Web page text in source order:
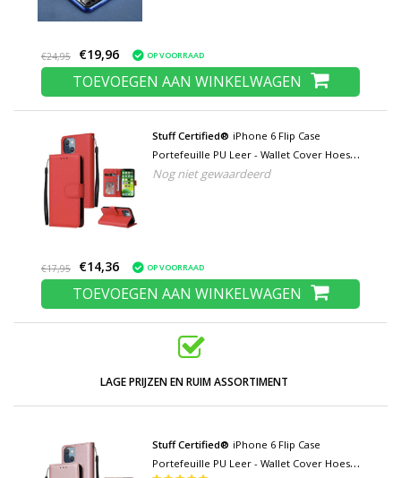
€24,95 €19,96 OP VOORRAAD
TOEVOEGEN AAN WINKELWAGEN
Stuff Certified® iPhone 6 Flip Case
Portefeuille PU Leer - Wallet Cover Hoesje
Rood
Nog niet gewaardeerd
€17,95 €14,36 OP VOORRAAD
TOEVOEGEN AAN WINKELWAGEN
LAGE PRIJZEN EN RUIM ASSORTIMENT
Stuff Certified® iPhone 6 Flip Case
Portefeuille PU Leer - Wallet Cover Hoesje